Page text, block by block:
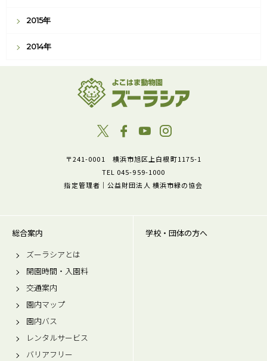
2015年
2014年
〒241-0001 横浜市旭区上白根町1175-1
TEL 045-959-1000
指定管理者｜公益財団法人 横浜市緑の協会
総合案内
ズーラシアとは
開園時間・入園料
交通案内
園内マップ
園内バス
レンタルサービス
バリアフリー
学校・団体の方へ